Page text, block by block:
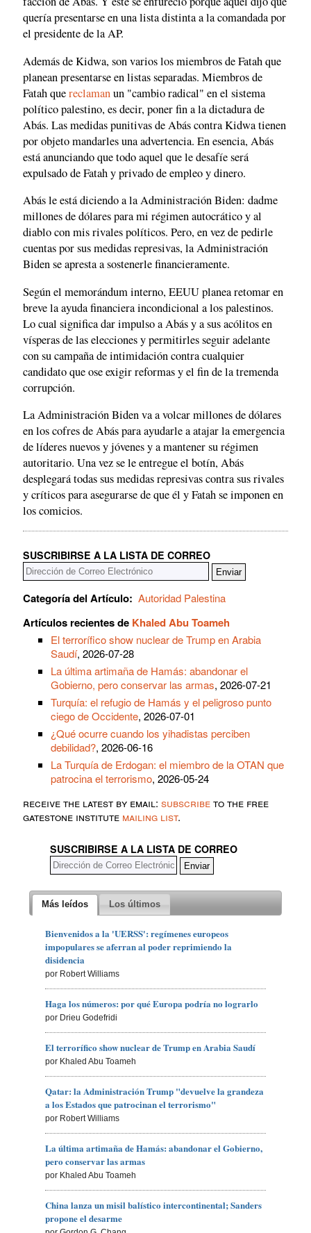
quería presentarse en una lista distinta a la comandada por
el presidente de la AP.
Además de Kidwa, son varios los miembros de Fatah que
planean presentarse en listas separadas. Miembros de
Fatah quereclamanun "cambio radical" en el sistema
político palestino, es decir, poner fin a la dictadura de
Abás. Las medidas punitivas de Abás contra Kidwa tienen
por objeto mandarles una advertencia. En esencia, Abás
está anunciando que todo aquel que le desafíe será
expulsado de Fatah y privado de empleo y dinero.
Abás le está diciendo a la Administración Biden: dadme
millones de dólares para mi régimen autocrático y al
diablo con mis rivales políticos. Pero, en vez de pedirle
cuentas por sus medidas represivas, la Administración
Biden se apresta a sostenerle financieramente.
Según el memorándum interno, EEUU planea retomar en
breve la ayuda financiera incondicional a los palestinos.
Lo cual significa dar impulso a Abás y a sus acólitos en
vísperas de las elecciones y permitirles seguir adelante
con su campaña de intimidación contra cualquier
candidato que ose exigir reformas y el fin de la tremenda
corrupción.
La Administración Biden va a volcar millones de dólares
en los cofres de Abás para ayudarle a atajar la emergencia
de líderes nuevos y jóvenes y a mantener su régimen
autoritario. Una vez se le entregue el botín, Abás
desplegará todas sus medidas represivas contra sus rivales
y críticos para asegurarse de que él y Fatah se imponen en
los comicios.
SUSCRIBIRSE A LA LISTA DE CORREO
Categoría del Artículo: Autoridad Palestina
Artículos recientes de Khaled Abu Toameh
El terrorífico show nuclear de Trump en Arabia
Saudí, 2026-07-28
La última artimaña de Hamás: abandonar el
Gobierno, pero conservar las armas, 2026-07-21
Turquía: el refugio de Hamás y el peligroso punto
ciego de Occidente, 2026-07-01
¿Qué ocurre cuando los yihadistas perciben
debilidad?, 2026-06-16
La Turquía de Erdogan: el miembro de la OTAN que
patrocina el terrorismo, 2026-05-24
receive the latest by email: subscribeto the free
gatestone institute mailing list.
SUSCRIBIRSE A LA LISTA DE CORREO
Más leídos Los últimos
Bienvenidos a la 'UERSS': regímenes europeos
impopulares se aferran al poder reprimiendo la
disidencia
por Robert Williams
Haga los números: por qué Europa podría no lograrlo
por Drieu Godefridi
El terrorífico show nuclear de Trump en Arabia Saudí
por Khaled Abu Toameh
Qatar: la Administración Trump "devuelve la grandeza
a los Estados que patrocinan el terrorismo"
por Robert Williams
La última artimaña de Hamás: abandonar el Gobierno,
pero conservar las armas
por Khaled Abu Toameh
China lanza un misil balístico intercontinental; Sanders
propone el desarme